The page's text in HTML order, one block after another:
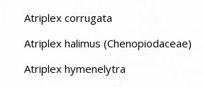
Atriplex corrugata
Atriplex halimus (Chenopiodaceae)
Atriplex hymenelytra